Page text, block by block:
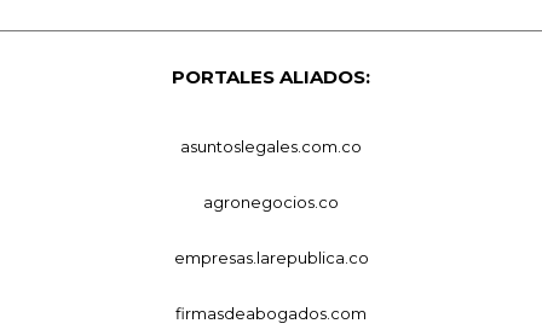
PORTALES ALIADOS:
asuntoslegales.com.co
agronegocios.co
empresas.larepublica.co
firmasdeabogados.com